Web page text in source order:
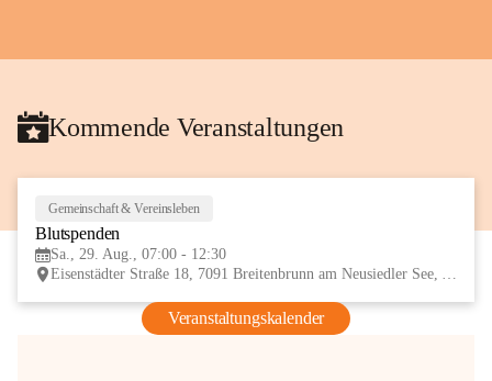
Kommende Veranstaltungen
Gemeinschaft & Vereinsleben
Blutspenden
Sa., 29. Aug., 07:00 - 12:30
Eisenstädter Straße 18, 7091 Breitenbrunn am Neusiedler See, AUT
Veranstaltungskalender